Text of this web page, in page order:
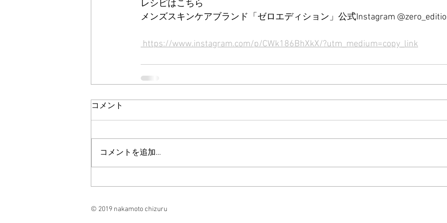
レシピはこちら
メンズスキンケアブランド「ゼロエディション」公式Instagram
https://www.instagram.com/p/CWk186BhXkX/?utm_medium=copy_link
コメント
コメントを追加…
© 2019 nakamoto chizuru